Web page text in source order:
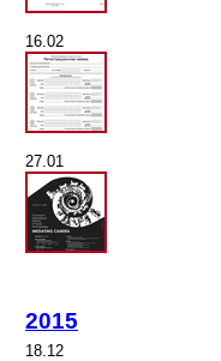
16.02
27.01
2015
18.12